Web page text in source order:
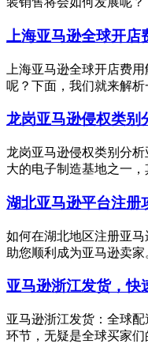
上海亚马逊全球开店
上海亚马逊全球开店费
呢？下面，我们就来解
龙岗亚马逊侵权类别
龙岗亚马逊侵权类别分
大的电子制造基地之一
湖北亚马逊平台注册
如何在湖北地区注册亚
助您顺利成为亚马逊卖
亚马逊浙江发货，快
亚马逊浙江发货：全球
环节，无疑是全球买家们